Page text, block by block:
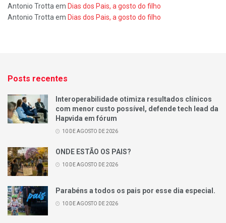
Antonio Trottaem Dias dos Pais, a gosto do filho
Antonio Trottaem Dias dos Pais, a gosto do filho
Posts recentes
Interoperabilidade otimiza resultados clínicos
com menor custo possível, defende tech lead da
Hapvida em fórum
10 DE AGOSTO DE 2026
ONDE ESTÃO OS PAIS?
10 DE AGOSTO DE 2026
Parabéns a todos os pais por esse dia especial.
10 DE AGOSTO DE 2026